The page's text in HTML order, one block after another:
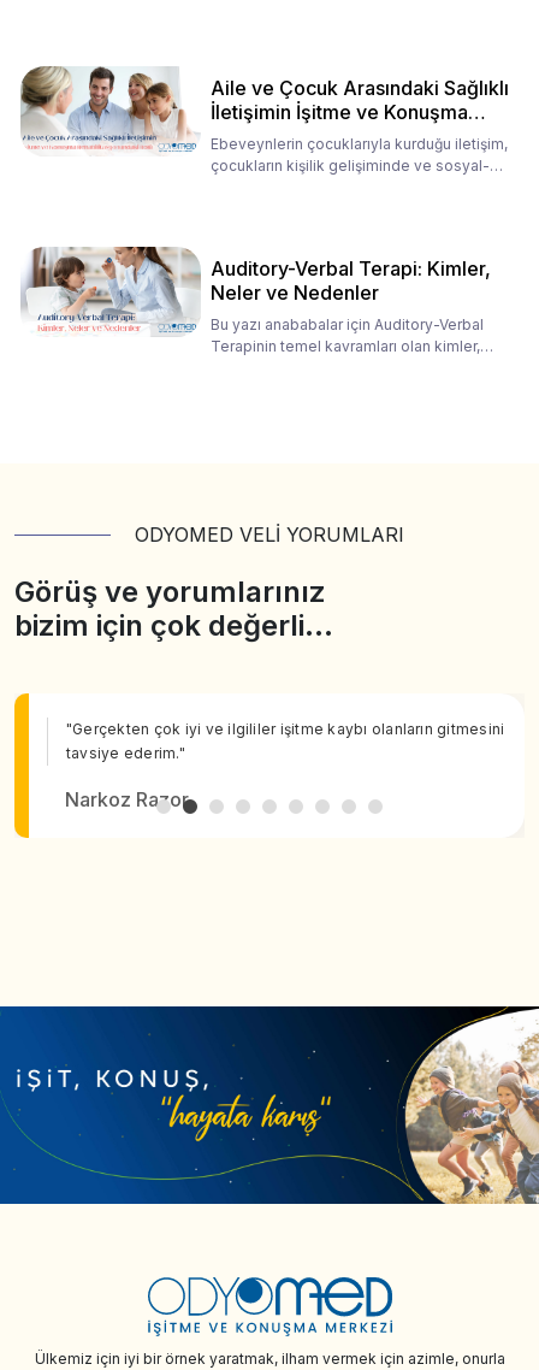
Aile ve Çocuk Arasındaki Sağlıklı
İletişimin İşitme ve Konuşma
Rehabilitasyonundaki Rolü
Ebeveynlerin çocuklarıyla kurduğu iletişim,
çocukların kişilik gelişiminde ve sosyal-
Auditory-Verbal Terapi: Kimler,
Neler ve Nedenler
Bu yazı anababalar için Auditory-Verbal
Terapinin temel kavramları olan kimler,
ODYOMED VELİ YORUMLARI
Görüş ve yorumlarınız
bizim için çok değerli…
"Gerçekten çok iyi ve ilgililer işitme kaybı olanların gitmesini
tavsiye ederim."
Narkoz Razor
Ülkemiz için iyi bir örnek yaratmak, ilham vermek için azimle, onurla